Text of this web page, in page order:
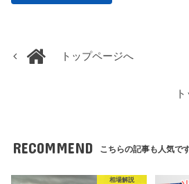
トップページへ
RECOMMEND こちらの記事も人気です
相場解説